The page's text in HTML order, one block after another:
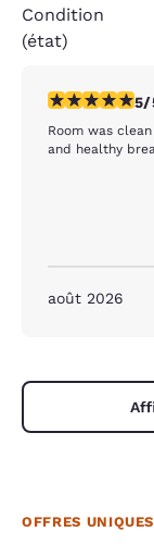
Condition
(état)
5 étoiles. 5/
Room was
and healthy
août 2026
OFFRES UNIQUES